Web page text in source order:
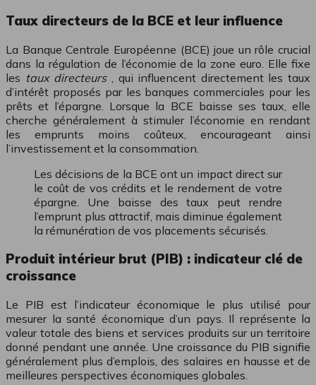
Taux directeurs de la BCE et leur influence
La Banque Centrale Européenne (BCE) joue un rôle crucial
dans la régulation de l’économie de la zone euro. Elle fixe
les taux directeurs
, qui influencent directement les taux
d’intérêt proposés par les banques commerciales pour les
prêts et l’épargne. Lorsque la BCE baisse ses taux, elle
cherche généralement à stimuler l’économie en rendant
les emprunts moins coûteux, encourageant ainsi
l’investissement et la consommation.
Les décisions de la BCE ont un impact direct sur
le coût de vos crédits et le rendement de votre
épargne. Une baisse des taux peut rendre
l’emprunt plus attractif, mais diminue également
la rémunération de vos placements sécurisés.
Produit intérieur brut (PIB) : indicateur clé de
croissance
Le PIB est l’indicateur économique le plus utilisé pour
mesurer la santé économique d’un pays. Il représente la
valeur totale des biens et services produits sur un territoire
donné pendant une année. Une croissance du PIB signifie
généralement plus d’emplois, des salaires en hausse et de
meilleures perspectives économiques globales.